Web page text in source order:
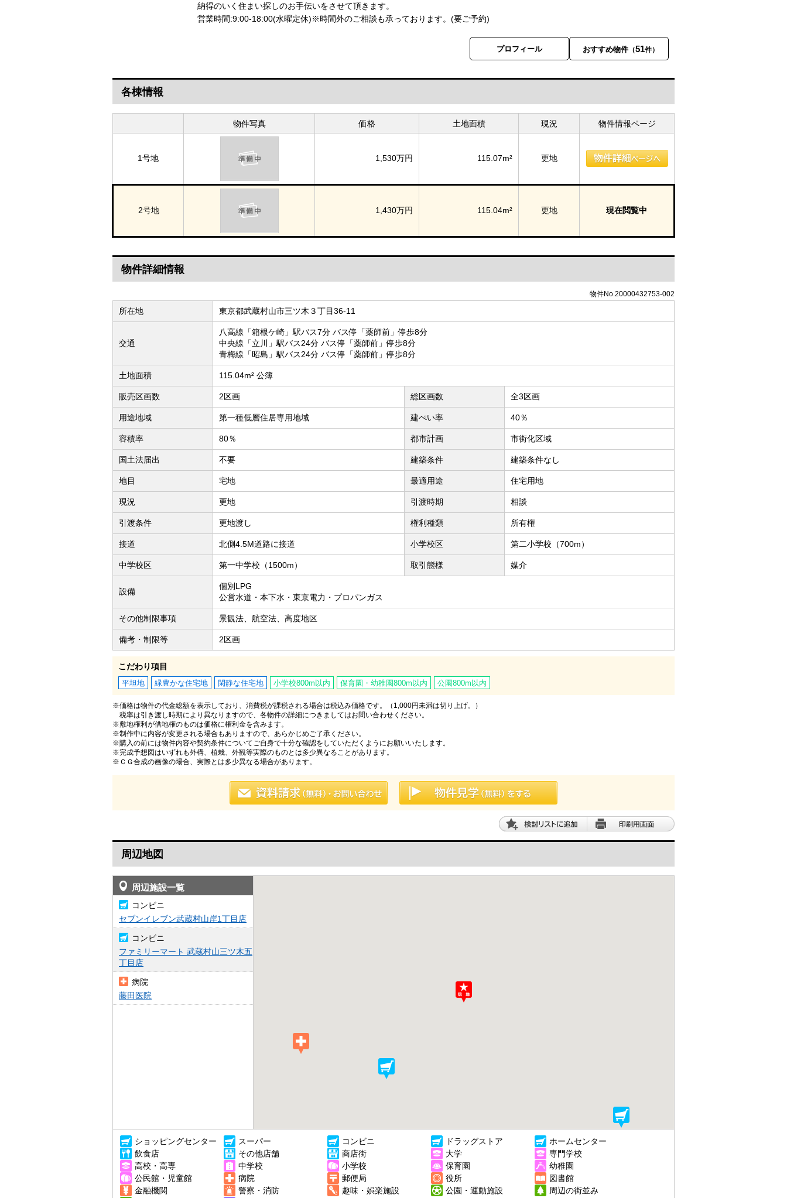
納得のいく住まい探しのお手伝いをさせて頂きます。
営業時間:9:00-18:00(水曜定休)※時間外のご相談も承っております。(要ご予約)
プロフィール おすすめ物件 （51件）
各棟情報
物件写真 価格 土地面積 現況 物件情報ページ
1号地 1,530万円 115.07m² 更地
2号地 1,430万円 115.04m² 更地 現在閲覧中
物件詳細情報
物件No.20000432753-002
所在地 東京都武蔵村山市三ツ木３丁目36-11
交通
八高線「箱根ケ崎」駅バス7分 バス停「薬師前」停歩8分
中央線「立川」駅バス24分 バス停「薬師前」停歩8分
青梅線「昭島」駅バス24分 バス停「薬師前」停歩8分
土地面積 115.04m² 公簿
販売区画数 2区画 総区画数 全3区画
用途地域 第一種低層住居専用地域 建ぺい率 40％
容積率 80％ 都市計画 市街化区域
国土法届出 不要 建築条件 建築条件なし
地目 宅地 最適用途 住宅用地
現況 更地 引渡時期 相談
引渡条件 更地渡し 権利種類 所有権
接道 北側4.5M道路に接道 小学校区 第二小学校（700m）
中学校区 第一中学校（1500m） 取引態様 媒介
設備
個別LPG
公営水道・本下水・東京電力・プロパンガス
その他制限事項 景観法、航空法、高度地区
備考・制限等 2区画
こだわり項目
平坦地 緑豊かな住宅地 閑静な住宅地 小学校800m以内 保育園・幼稚園800m以内 公園800m以内
※価格は物件の代金総額を表示しており、消費税が課税される場合は税込み価格です。（1,000円未満は切り上げ。）
税率は引き渡し時期により異なりますので、各物件の詳細につきましてはお問い合わせください。
※敷地権利が借地権のものは価格に権利金を含みます。
※制作中に内容が変更される場合もありますので、あらかじめご了承ください。
※購入の前には物件内容や契約条件についてご自身で十分な確認をしていただくようにお願いいたします。
※完成予想図はいずれも外構、植栽、外観等実際のものとは多少異なることがあります。
※ＣＧ合成の画像の場合、実際とは多少異なる場合があります。
周辺地図
周辺施設一覧
コンビニ
セブンイレブン武蔵村山岸1丁目店
コンビニ
ファミリーマート 武蔵村山三ツ木五
丁目店
病院
藤田医院
ショッピングセンター スーパー コンビニ ドラッグストア
ホームセンター
飲食店
その他店舗 商店街 大学
専門学校
高校・高専
中学校 小学校 保育園
幼稚園
公民館・児童館
病院 郵便局 役所
図書館
金融機関
警察・消防 趣味・娯楽施設 公園・運動施設
周辺の街並み